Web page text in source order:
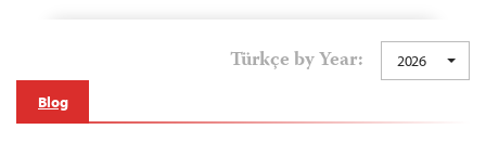
Türkçe by Year: 2026
Blog